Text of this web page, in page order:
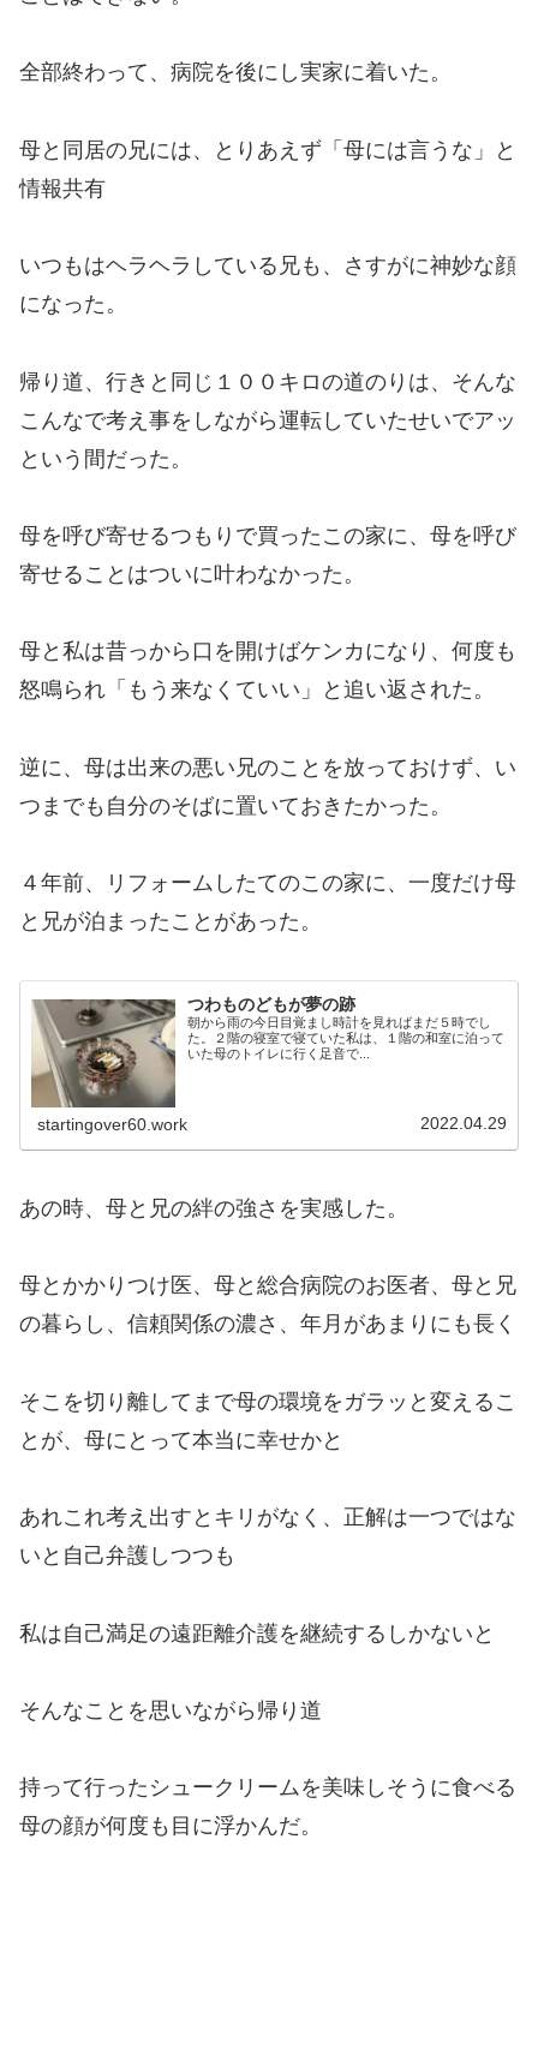
全部終わって、病院を後にし実家に着いた。
母と同居の兄には、とりあえず「母には言うな」と
情報共有
いつもはヘラヘラしている兄も、さすがに神妙な顔
になった。
帰り道、行きと同じ１００キロの道のりは、そんな
こんなで考え事をしながら運転していたせいでアッ
という間だった。
母を呼び寄せるつもりで買ったこの家に、母を呼び
寄せることはついに叶わなかった。
母と私は昔っから口を開けばケンカになり、何度も
怒鳴られ「もう来なくていい」と追い返された。
逆に、母は出来の悪い兄のことを放っておけず、い
つまでも自分のそばに置いておきたかった。
４年前、リフォームしたてのこの家に、一度だけ母
と兄が泊まったことがあった。
つわものどもが夢の跡
朝から雨の今日目覚まし時計を見ればまだ５時でし
た。２階の寝室で寝ていた私は、１階の和室に泊って
いた母のトイレに行く足音で...
startingover60.work 2022.04.29
あの時、母と兄の絆の強さを実感した。
母とかかりつけ医、母と総合病院のお医者、母と兄
の暮らし、信頼関係の濃さ、年月があまりにも長く
そこを切り離してまで母の環境をガラッと変えるこ
とが、母にとって本当に幸せかと
あれこれ考え出すとキリがなく、正解は一つではな
いと自己弁護しつつも
私は自己満足の遠距離介護を継続するしかないと
そんなことを思いながら帰り道
持って行ったシュークリームを美味しそうに食べる
母の顔が何度も目に浮かんだ。